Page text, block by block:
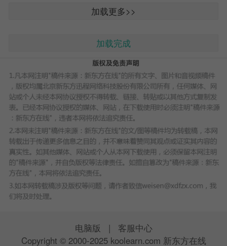
加载更多>>
加载完成
电脑版 |
客服中心
Copyright © 2000-2025 koolearn.com 新东方在线